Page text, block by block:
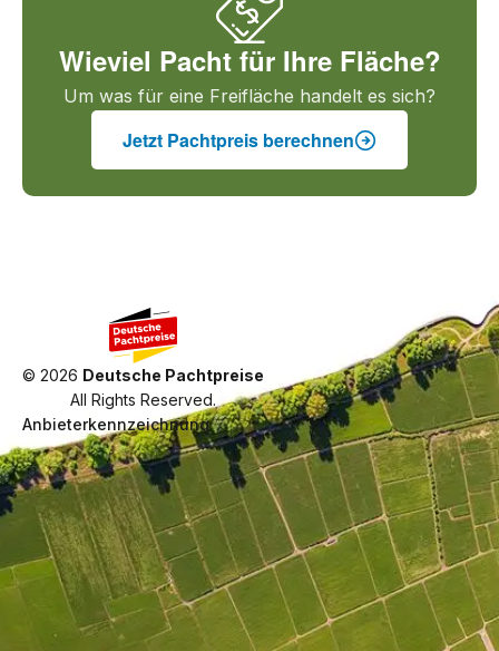
Wieviel Pacht für Ihre Fläche?
Um was für eine Freifläche handelt es sich?
Jetzt Pachtpreis berechnen
© 2026 Deutsche Pachtpreise
All Rights Reserved.
Anbieterkennzeichnung